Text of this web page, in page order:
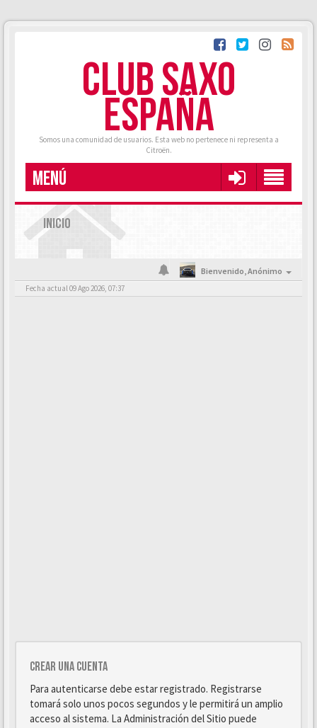
CLUB SAXO
ESPAÑA
Somos una comunidad de usuarios. Esta web no pertenece ni representa a
Citroën.
MENÚ
INICIO
Bienvenido,Anónimo
Fecha actual 09 Ago 2026, 07:37
Crear una cuenta
Para autenticarse debe estar registrado. Registrarse
tomará solo unos pocos segundos y le permitirá un amplio
acceso al sistema. La Administración del Sitio puede